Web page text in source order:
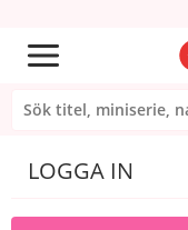
LOGGA IN